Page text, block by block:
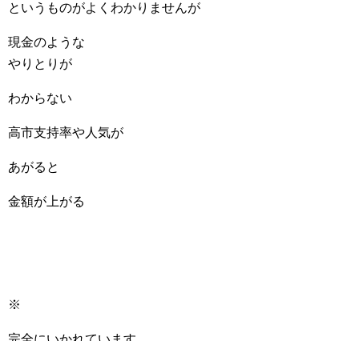
というものがよくわかりませんが
現金のような
やりとりが
わからない
高市支持率や人気が
あがると
金額が上がる
※